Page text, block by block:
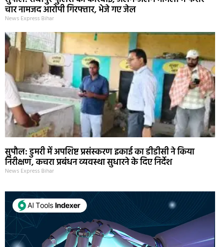
चार नामजद आरोपी गिरफ्तार, भेजे गए जेल
News Express Bihar
सुपौल: डुमरी में अपशिष्ट प्रसंस्करण इकाई का डीडीसी ने किया
निरीक्षण, कचरा प्रबंधन व्यवस्था सुधारने के दिए निर्देश
News Express Bihar